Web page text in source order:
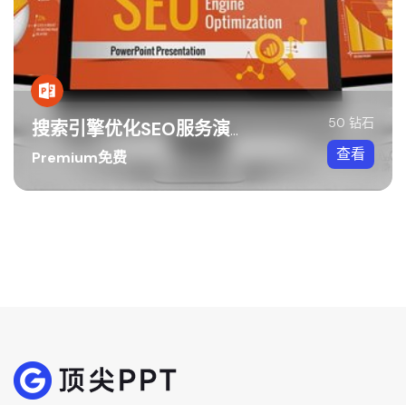
搜索引擎优化SEO服务演示PPT模板
Premium免费
50 钻石
查看